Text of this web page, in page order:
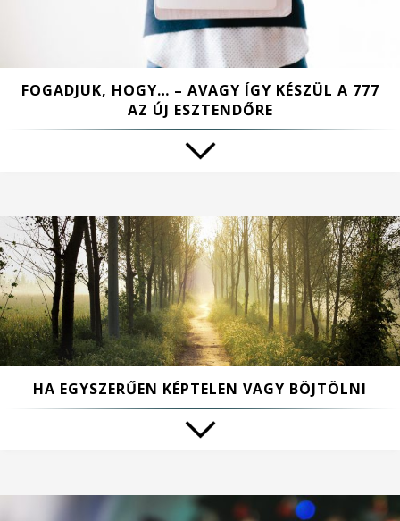
FOGADJUK, HOGY… – AVAGY ÍGY KÉSZÜL A 777
AZ ÚJ ESZTENDŐRE
HA EGYSZERŰEN KÉPTELEN VAGY BÖJTÖLNI